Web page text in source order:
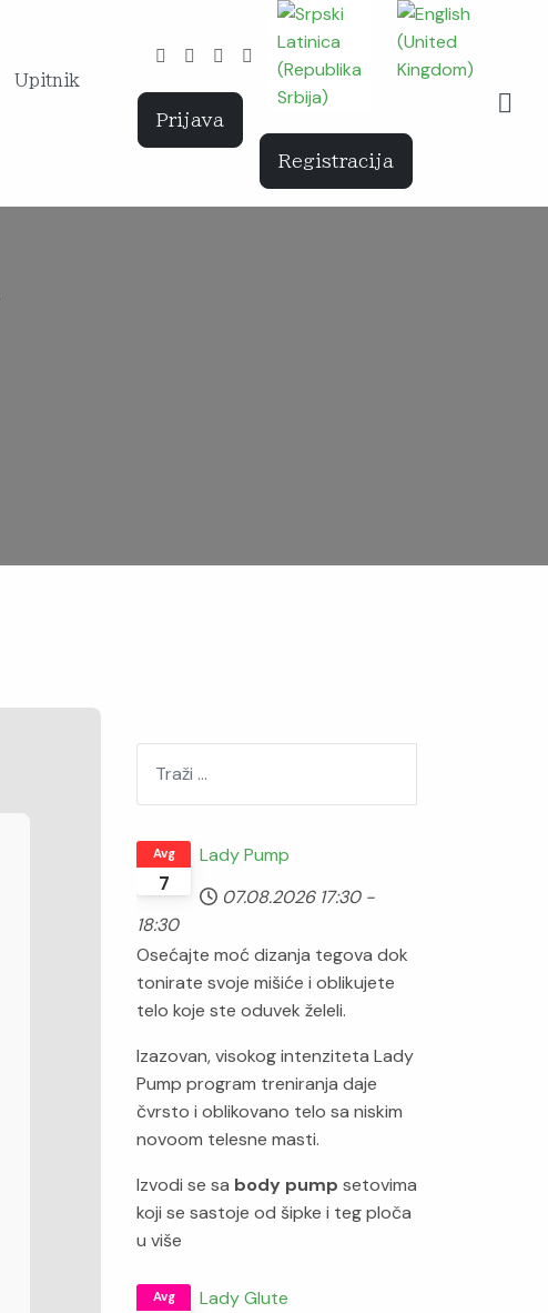
Upitnik
Prijava
Izaberite vaš jezik
Registracija
7
Avg
Lady Pump
07.08.2026 17:30 -
18:30
Osećajte moć dizanja tegova dok
tonirate svoje mišiće i oblikujete
telo koje ste oduvek želeli.
Izazovan, visokog intenziteta Lady
Pump program treniranja daje
čvrsto i oblikovano telo sa niskim
novoom telesne masti.
Izvodi se sa body pump setovima
koji se sastoje od šipke i teg ploča
u više
Avg
Lady Glute